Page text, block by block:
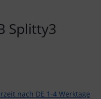
Splitty3
nach DE 1-4 Werktage
Bildern zu navigieren.